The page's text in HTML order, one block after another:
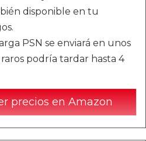
disponible en tu
PSN se enviará en unos
podría tardar hasta 4
precios en Amazon